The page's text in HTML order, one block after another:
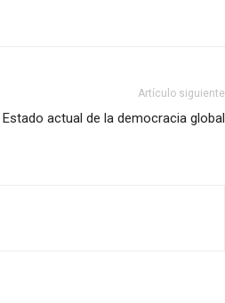
Artículo siguiente
Estado actual de la democracia global